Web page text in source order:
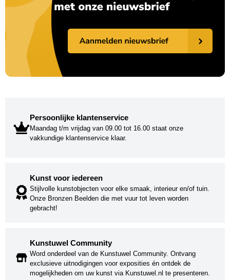
Persoonlijke klantenservice
Maandag t/m vrijdag van 09.00 tot 16.00 staat onze
vakkundige klantenservice klaar.
Kunst voor iedereen
Stijlvolle kunstobjecten voor elke smaak, interieur en/of tuin.
Onze Bronzen Beelden die met vuur tot leven worden
gebracht!
Kunstuwel Community
Word onderdeel van de Kunstuwel Community. Ontvang
exclusieve uitnodigingen voor exposities én ontdek de
mogelijkheden om uw kunst via Kunstuwel.nl te presenteren.